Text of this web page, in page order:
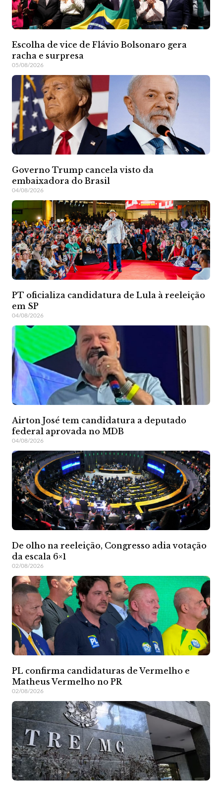
Escolha de vice de Flávio Bolsonaro gera
racha e surpresa
05/08/2026
Governo Trump cancela visto da
embaixadora do Brasil
04/08/2026
PT oficializa candidatura de Lula à reeleição
em SP
04/08/2026
Airton José tem candidatura a deputado
federal aprovada no MDB
04/08/2026
De olho na reeleição, Congresso adia votação
da escala 6×1
02/08/2026
PL confirma candidaturas de Vermelho e
Matheus Vermelho no PR
02/08/2026